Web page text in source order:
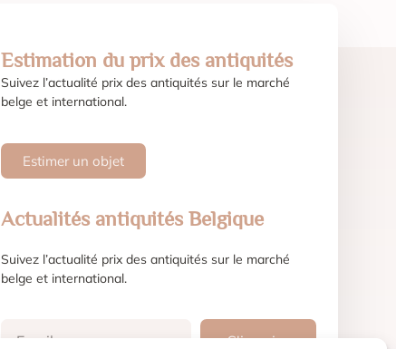
Estimation du prix des antiquités
Suivez l’actualité prix des antiquités sur le marché
belge et international.
Estimer un objet
Actualités antiquités Belgique
Suivez l’actualité prix des antiquités sur le marché
belge et international.
S'inscrire